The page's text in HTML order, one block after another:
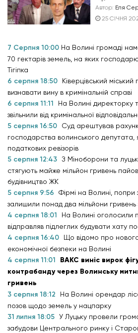
Автор: Еля
25 СІЧНЯ
7 Серпня 10:00 На Волині громаді
70 гектарів земель, на яких
Тігіпка
6 серпня 18:50
Ківерцівський
визнавати вину в кримінальній справі
6 серпня 11:11
На Волині директорку
звільнили від кримінальної
5 серпня 16:50
Суд арештував
господарства волинського депутата,
податкових ревізорів
5 серпня 12:43 З Міноборони та
стягують майже мільйон гривень
будівництво ЖК
5 серпня 9:56
Фірмі на Волині, попри
залишили понад два мільйони гривень
4 серпня 18:01
На Волині оголосили
відправляв підлеглих будувати хату
4 серпня 16:40
Що відомо про
економічної безпеки на Волині
4 серпня 11:01
ВАКС виніс вирок
контрабанду через Волинську
гривень
3 серпня 18:12
На Волині орендар
позов щодо земель у нацпарку
31 липня 18:05 У Луцьку провели
забудови Центрального ринку і